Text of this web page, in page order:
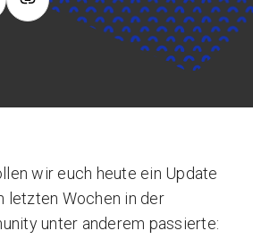
wir euch heute ein Update
letzten Wochen in der
unter anderem passierte: